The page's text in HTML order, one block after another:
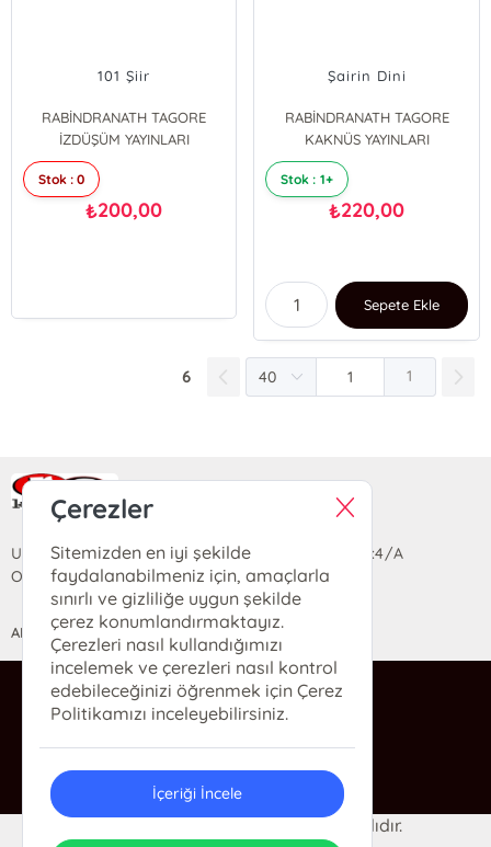
101 Şiir
RABİNDRANATH TAGORE
İZDÜŞÜM YAYINLARI
Stok : 0
₺200,00
Şairin Dini
RABİNDRANATH TAGORE
KAKNÜS YAYINLARI
Stok : 1+
₺220,00
Sepete Ekle
6 1
Ra Yayın Kitabevi
Uzun Sokak Saray Çarşısı Lara Sineması Girişi No:4/A
Ortahisar/TRABZON
ANASAYFA YARDIM İLETİŞİM
ra@rakitap.com
0(462) 326 49 71
© 2024 Ra Kitabevi. Her hakkı saklıdır.
Çerezler
Sitemizden en iyi şekilde
faydalanabilmeniz için, amaçlarla
sınırlı ve gizliliğe uygun şekilde
çerez konumlandırmaktayız.
Çerezleri nasıl kullandığımızı
incelemek ve çerezleri nasıl kontrol
edebileceğinizi öğrenmek için Çerez
Politikamızı inceleyebilirsiniz.
İçeriği İncele